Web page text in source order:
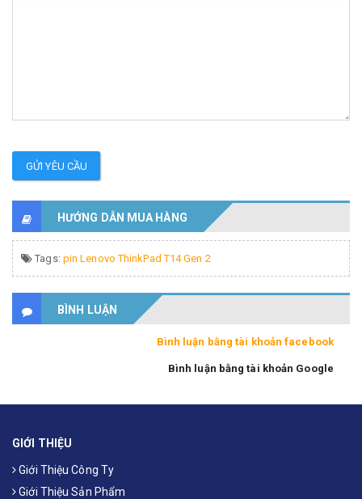
GỬI YÊU CẦU
HƯỚNG DẪN MUA HÀNG
Tags: pin Lenovo ThinkPad T14 Gen 2
BÌNH LUẬN
Bình luận bằng tài khoản facebook
Bình luận bằng tài khoản Google
GIỚI THIỆU
Giới Thiệu Công Ty
Giới Thiệu Sản Phẩm